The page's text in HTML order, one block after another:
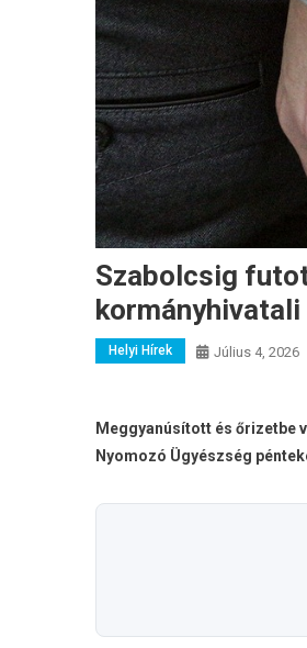
Szabolcsig
Helyi Hírek Július 4, 2026
Meggyanúsított és őrizetbe
Nyomozó Ügyészség